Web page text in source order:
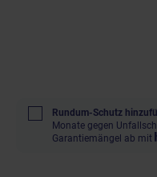
Rundum-Schutz
Monate gegen
Garantiemängel ab mit